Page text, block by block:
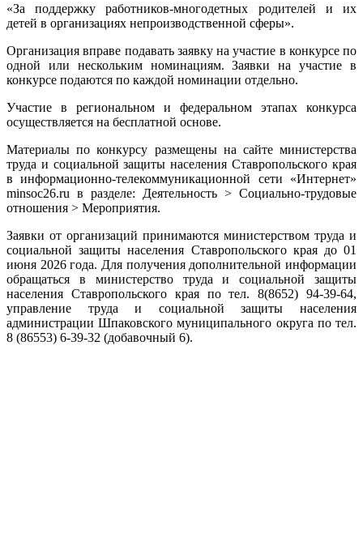
«За поддержку работников-многодетных родителей и их
детей в организациях непроизводственной сферы».
Организация вправе подавать заявку на участие в конкурсе по
одной или нескольким номинациям. Заявки на участие в
конкурсе подаются по каждой номинации отдельно.
Участие в региональном и федеральном этапах конкурса
осуществляется на бесплатной основе.
Материалы по конкурсу размещены на сайте министерства
труда и социальной защиты населения Ставропольского края
в информационно-телекоммуникационной сети «Интернет»
minsoc26.ru в разделе: Деятельность > Социально-трудовые
отношения > Мероприятия.
Заявки от организаций принимаются министерством труда и
социальной защиты населения Ставропольского края до 01
июня 2026 года. Для получения дополнительной информации
обращаться в министерство труда и социальной защиты
населения Ставропольского края по тел. 8(8652) 94-39-64,
управление труда и социальной защиты населения
администрации Шпаковского муниципального округа по тел.
8 (86553) 6-39-32 (добавочный 6).